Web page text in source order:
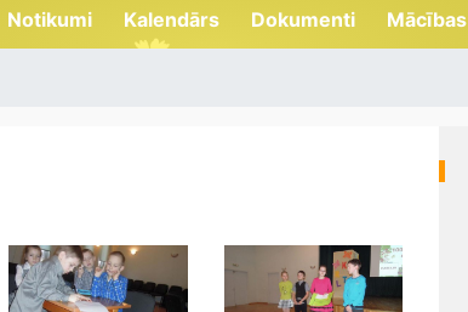
Notikumi Kalendārs Dokumenti Mācības